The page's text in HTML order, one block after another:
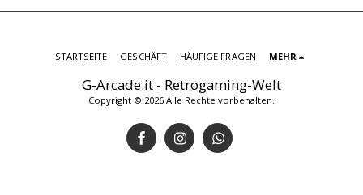
G-Arcade.it - Retrogaming-Welt
Copyright © 2026 Alle Rechte vorbehalten.
STARTSEITE GESCHÄFT HÄUFIGE FRAGEN MEHR